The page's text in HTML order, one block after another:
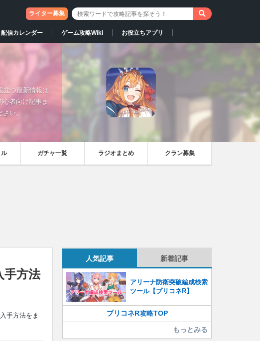
ライター募集
配信カレンダー ゲーム攻略Wiki お役立ちアプリ
立つ最新情報は
者向け記事ま
い。
ガチャ一覧 ラジオまとめ クラン募集
手方法
手方法をま
人気記事 新着記事
アリーナ防衛突破編成検索
ツール【プリコネR】
プリコネR攻略TOP
もっとみる